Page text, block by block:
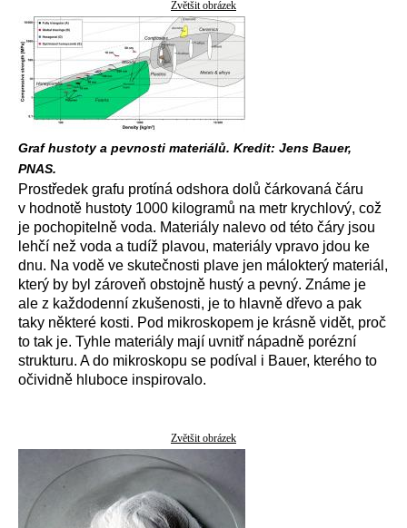
Zvětšit obrázek
Graf hustoty a pevnosti materiálů. Kredit: Jens Bauer,
PNAS.
Prostředek grafu protíná odshora dolů čárkovaná čáru
v hodnotě hustoty 1000 kilogramů na metr krychlový, což
je pochopitelně voda. Materiály nalevo od této čáry jsou
lehčí než voda a tudíž plavou, materiály vpravo jdou ke
dnu. Na vodě ve skutečnosti plave jen málokterý materiál,
který by byl zároveň obstojně hustý a pevný. Známe je
ale z každodenní zkušenosti, je to hlavně dřevo a pak
taky některé kosti. Pod mikroskopem je krásně vidět, proč
to tak je. Tyhle materiály mají uvnitř nápadně porézní
strukturu. A do mikroskopu se podíval i Bauer, kterého to
očividně hluboce inspirovalo.
Zvětšit obrázek